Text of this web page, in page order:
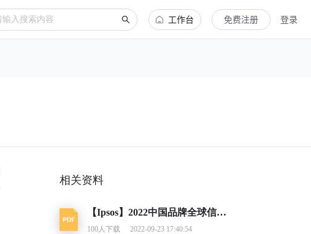
工作台 免费注册 登录
相关资料
【Ipsos】2022中国品牌全球信任指数
100人下载 2022-09-23 17:40:54